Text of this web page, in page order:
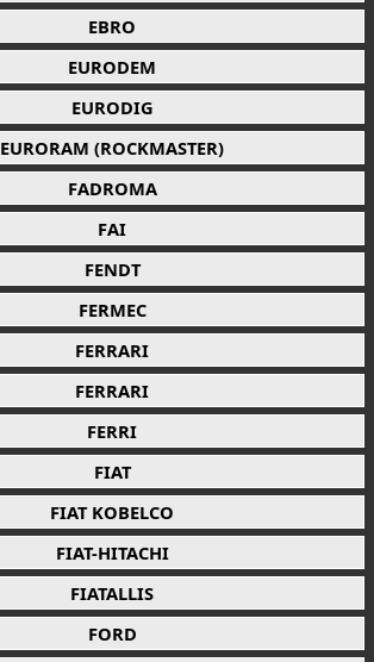
EBRO
EURODEM
EURODIG
EURORAM (ROCKMASTER)
FADROMA
FAI
FENDT
FERMEC
FERRARI
FERRARI
FERRI
FIAT
FIAT KOBELCO
FIAT-HITACHI
FIATALLIS
FORD